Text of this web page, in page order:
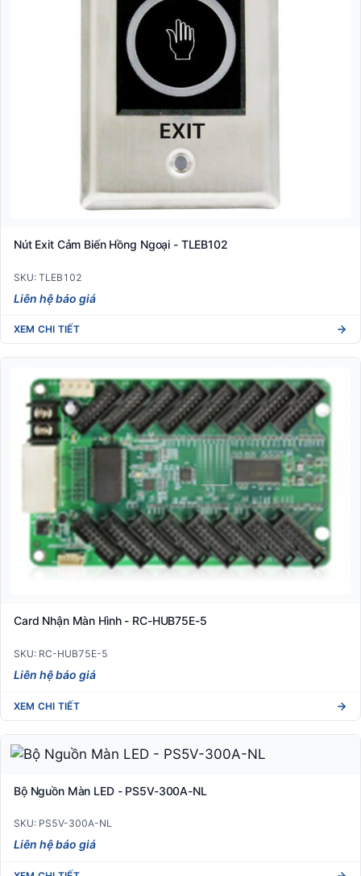
Nút Exit Cảm Biến Hồng Ngoại - TLEB102
SKU: TLEB102
Liên hệ báo giá
XEM CHI TIẾT
Card Nhận Màn Hình - RC-HUB75E-5
SKU: RC-HUB75E-5
Liên hệ báo giá
XEM CHI TIẾT
Bộ Nguồn Màn LED - PS5V-300A-NL
SKU: PS5V-300A-NL
Liên hệ báo giá